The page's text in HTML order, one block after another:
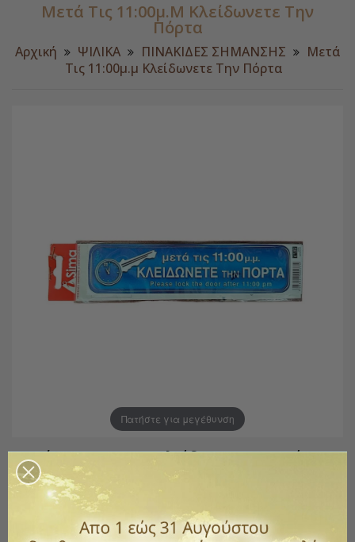
Μετά Τις 11:00μ.μ Κλείδωνετε Την
Πόρτα
Αρχική ΨΙΛΙΚΑ ΠΙΝΑΚΙΔΕΣ ΣΗΜΑΝΣΗΣ
Μετά
Τις 11:00μ.μ Κλείδωνετε Την Πόρτα
Πατήστε για μεγέθυνση
Μετά Τις 11:00μ.μ Κλείδωνετε Την Πόρτα
Κωδικός ΑΣΜ3641